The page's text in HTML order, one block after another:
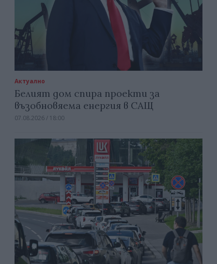
Актуално
Белият дом спира проекти за
възобновяема енергия в САЩ
07.08.2026 / 18:00